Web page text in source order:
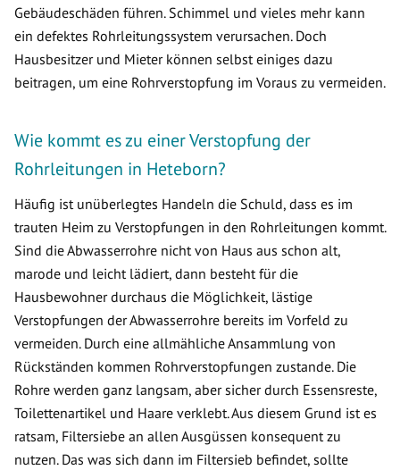
Gebäudeschäden führen. Schimmel und vieles mehr kann
ein defektes Rohrleitungssystem verursachen. Doch
Hausbesitzer und Mieter können selbst einiges dazu
beitragen, um eine Rohrverstopfung im Voraus zu vermeiden.
Wie kommt es zu einer Verstopfung der
Rohrleitungen in Heteborn?
Häufig ist unüberlegtes Handeln die Schuld, dass es im
trauten Heim zu Verstopfungen in den Rohrleitungen kommt.
Sind die Abwasserrohre nicht von Haus aus schon alt,
marode und leicht lädiert, dann besteht für die
Hausbewohner durchaus die Möglichkeit, lästige
Verstopfungen der Abwasserrohre bereits im Vorfeld zu
vermeiden. Durch eine allmähliche Ansammlung von
Rückständen kommen Rohrverstopfungen zustande. Die
Rohre werden ganz langsam, aber sicher durch Essensreste,
Toilettenartikel und Haare verklebt. Aus diesem Grund ist es
ratsam, Filtersiebe an allen Ausgüssen konsequent zu
nutzen. Das was sich dann im Filtersieb befindet, sollte